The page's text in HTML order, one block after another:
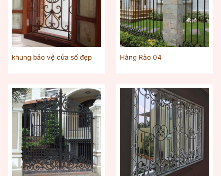
khung bảo vệ cửa sổ đẹp Hàng Rào 04